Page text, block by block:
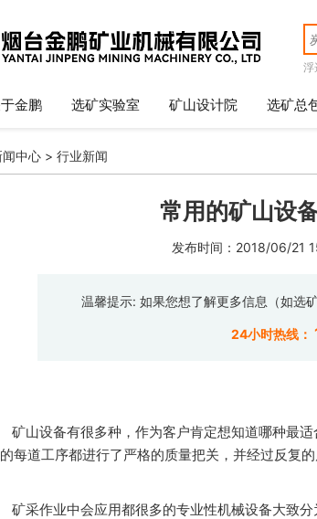
浮
金鹏 选矿实验室 矿山设计院 选矿总
闻中心 > 行业新闻
常用的矿山设
发布时间：2018/06/21
温馨提示: 如果您想了解更多信息（如选
24小时热线：
山设备有很多种，作为客户肯定想知道哪种最适
每道工序都进行了严格的质量把关，并经过反复
采作业中会应用都很多的专业性机械设备大致分